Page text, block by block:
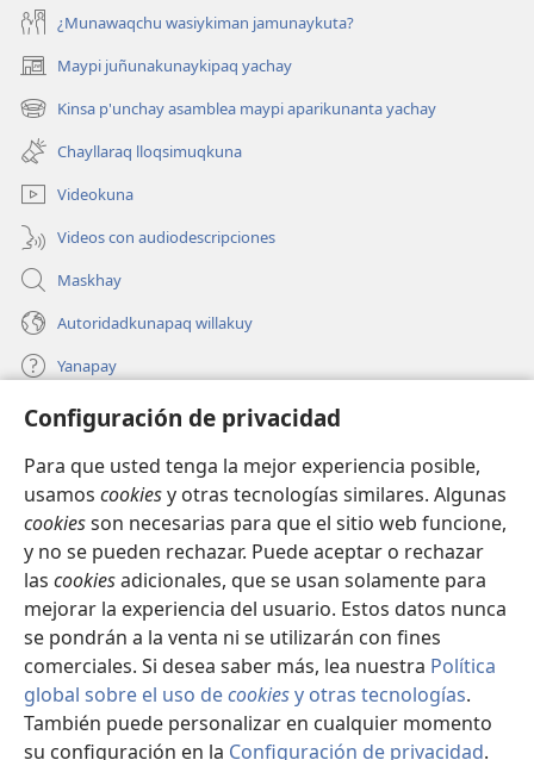
Configuración de privacidad
Para que usted tenga la mejor experiencia posible,
usamos cookiesy otras tecnologías similares. Algunas
cookiesson necesarias para que el sitio web funcione,
y no se pueden rechazar. Puede aceptar o rechazar
las cookiesadicionales, que se usan solamente para
mejorar la experiencia del usuario. Estos datos nunca
se pondrán a la venta ni se utilizarán con fines
comerciales. Si desea saber más, lea nuestra Política
global sobre el uso decookiesy otras tecnologías.
También puede personalizar en cualquier momento
su configuración en la Configuración de privacidad.
¿Munawaqchu wasiykiman jamunaykuta?
Maypi juñunakunaykipaq yachay
(abre
una
nueva
ventana)
Kinsa p'unchay asamblea maypi aparikunanta yachay
(abre
una
nueva
ventana)
Chayllaraq lloqsimuqkuna
Videokuna
Videos con audiodescripciones
Maskhay
Autoridadkunapaq willakuy
Yanapay
Donacionta churanapaq
una
ventana)
INTERNETPI QELQANCHISKUNA Watchtower™
(abre
una
nueva
ventana)
JW Hub
(abre
una
nueva
ventana)
JW Library ®
Copyright© 2026 Watch Tower Bible and Tract Society of Pennsylvania.
IMATAN RUWAWAQ IMATAN MANA|DATOSKUNATA